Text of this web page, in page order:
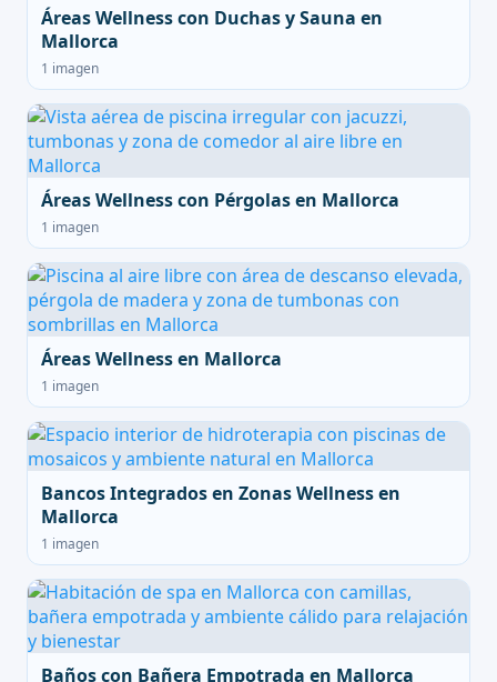
Áreas Wellness con Duchas y Sauna en
Mallorca
1 imagen
Áreas Wellness con Pérgolas en Mallorca
1 imagen
Áreas Wellness en Mallorca
1 imagen
Bancos Integrados en Zonas Wellness en
Mallorca
1 imagen
Baños con Bañera Empotrada en Mallorca